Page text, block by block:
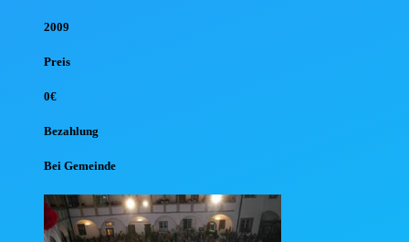
2009
Preis
0€
Bezahlung
Bei Gemeinde